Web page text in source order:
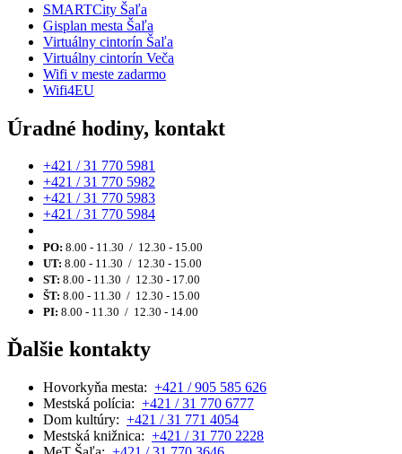
SMARTCity Šaľa
Gisplan mesta Šaľa
Virtuálny cintorín Šaľa
Virtuálny cintorín Veča
Wifi v meste zadarmo
Wifi4EU
Úradné hodiny, kontakt
+421 / 31 770 5981
+421 / 31 770 5982
+421 / 31 770 5983
+421 / 31 770 5984
PO: 8.00 - 11.30 / 12.30 - 15.00
UT: 8.00 - 11.30 / 12.30 - 15.00
ST: 8.00 - 11.30 / 12.30 - 17.00
ŠT: 8.00 - 11.30 / 12.30 - 15.00
PI: 8.00 - 11.30 / 12.30 - 14.00
Ďalšie kontakty
Hovorkyňa mesta: +421 / 905 585 626
Mestská polícia: +421 / 31 770 6777
Dom kultúry: +421 / 31 771 4054
Mestská knižnica: +421 / 31 770 2228